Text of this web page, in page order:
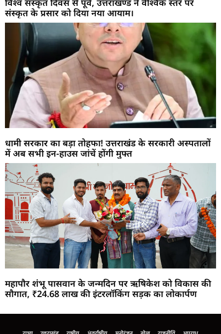
संस्कृत के प्रसार को दिया नया आयाम।
धामी सरकार का बड़ा तोहफा! उत्तराखंड के सरकारी अस्पतालों
में अब सभी इन-हाउस जांचें होंगी मुफ्त
महापौर शंभू पासवान के जन्मदिन पर ऋषिकेश को विकास की
सौगात, ₹24.68 लाख की इंटरलॉकिंग सड़क का लोकार्पण